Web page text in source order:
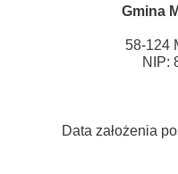
Gmina
58-124
NIP:
Data założenia